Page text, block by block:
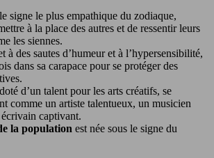
signe le plus empathique du zodiaque,
à la place des autres et de ressentir leurs
les siennes.
à des sautes d’humeur et à l’hypersensibilité,
dans sa carapace pour se protéger des
d’un talent pour les arts créatifs, se
comme un artiste talentueux, un musicien
captivant.
la population est née sous le signe du